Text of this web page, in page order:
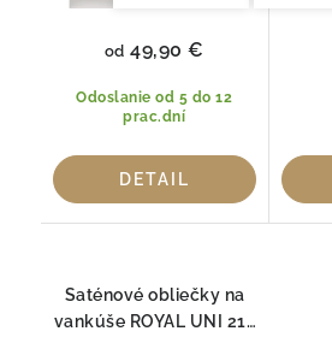
Odoslanie od 5 do 12
prac.dní
od 49,90 €
DETAIL
Saténové obliečky na
vankúše ROYAL UNI 215